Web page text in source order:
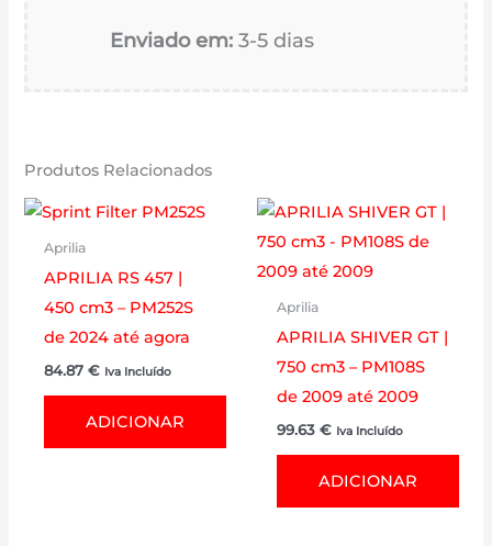
Enviado em: 3-5 dias
Produtos Relacionados
Aprilia
APRILIA RS 457 |
450 cm3 – PM252S
de 2024 até agora
84.87 € Iva Incluído
ADICIONAR
Aprilia
APRILIA SHIVER GT |
750 cm3 – PM108S
de 2009 até 2009
99.63 € Iva Incluído
ADICIONAR